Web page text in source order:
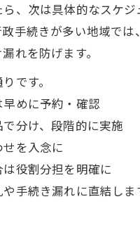
、次は具体的なスケ
手続きが多い地域で
れを防げます。
です。
早めに予約・確認
分け、段階的に実施
を入念に
役割分担を明確に
手続き漏れに直結し